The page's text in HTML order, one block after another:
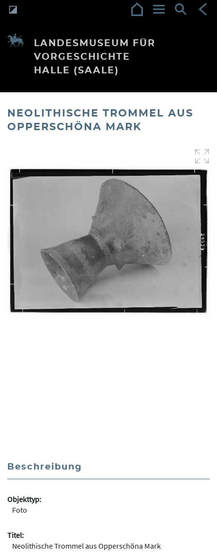
LANDESMUSEUM FÜR
VORGESCHICHTE
HALLE (SAALE)
NEOLITHISCHE TROMMEL AUS
OPPERSCHÖNA MARK
Beschreibung
Objekttyp:
Foto
Titel:
Neolithische Trommel aus Opperschöna Mark